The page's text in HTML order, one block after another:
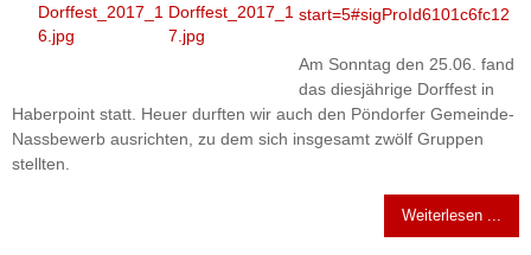
start=5#sigProId6101c6fc12
Am Sonntag den 25.06. fand
das diesjährige Dorffest in
Haberpoint statt. Heuer durften wir auch den Pöndorfer Gemeinde-
Nassbewerb ausrichten, zu dem sich insgesamt zwölf Gruppen
stellten.
Weiterlesen ...